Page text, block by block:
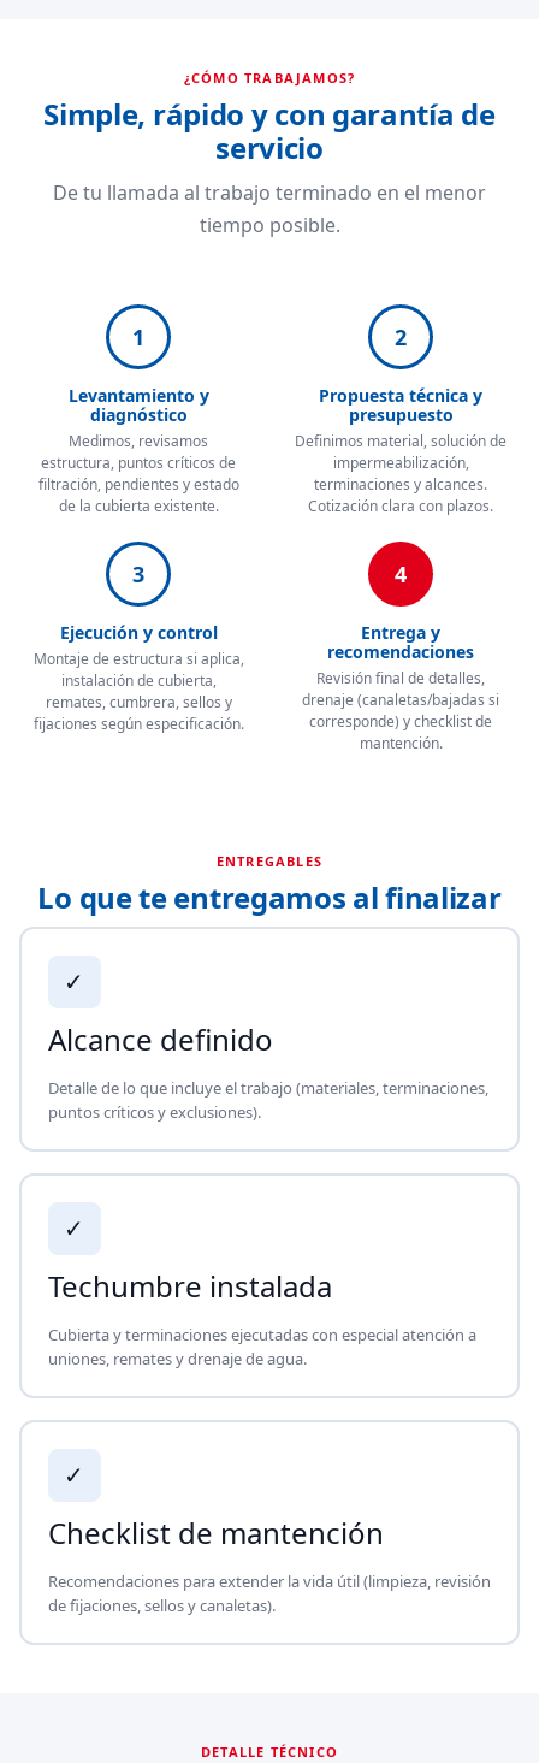
¿CÓMO TRABAJAMOS?
Simple, rápido y con garantía de
servicio
De tu llamada al trabajo terminado en el menor
tiempo posible.
1
Levantamiento y
diagnóstico
Medimos, revisamos
estructura, puntos críticos de
filtración, pendientes y estado
de la cubierta existente.
2
Propuesta técnica y
presupuesto
Definimos material, solución de
impermeabilización,
terminaciones y alcances.
Cotización clara con plazos.
3
Ejecución y control
Montaje de estructura si aplica,
instalación de cubierta,
remates, cumbrera, sellos y
fijaciones según especificación.
4
Entrega y
recomendaciones
Revisión final de detalles,
drenaje (canaletas/bajadas si
corresponde) y checklist de
mantención.
ENTREGABLES
Lo que te entregamos al finalizar
✓
Alcance definido
Detalle de lo que incluye el trabajo (materiales, terminaciones,
puntos críticos y exclusiones).
✓
Techumbre instalada
Cubierta y terminaciones ejecutadas con especial atención a
uniones, remates y drenaje de agua.
✓
Checklist de mantención
Recomendaciones para extender la vida útil (limpieza, revisión
de fijaciones, sellos y canaletas).
DETALLE TÉCNICO